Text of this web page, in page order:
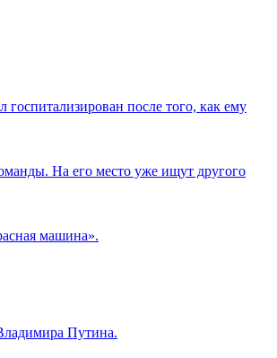
после того, как ему
На его место уже ищут другого
машина».
Путина.